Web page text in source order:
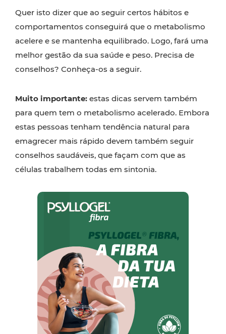
Quer isto dizer que ao seguir certos hábitos e
comportamentos conseguirá que o metabolismo
acelere e se mantenha equilibrado. Logo, fará uma
melhor gestão da sua saúde e peso. Precisa de
conselhos? Conheça-os a seguir.
Muito importante: estas dicas servem também
para quem tem o metabolismo acelerado. Embora
estas pessoas tenham tendência natural para
emagrecer mais rápido devem também seguir
conselhos saudáveis, que façam com que as
células trabalhem todas em sintonia.